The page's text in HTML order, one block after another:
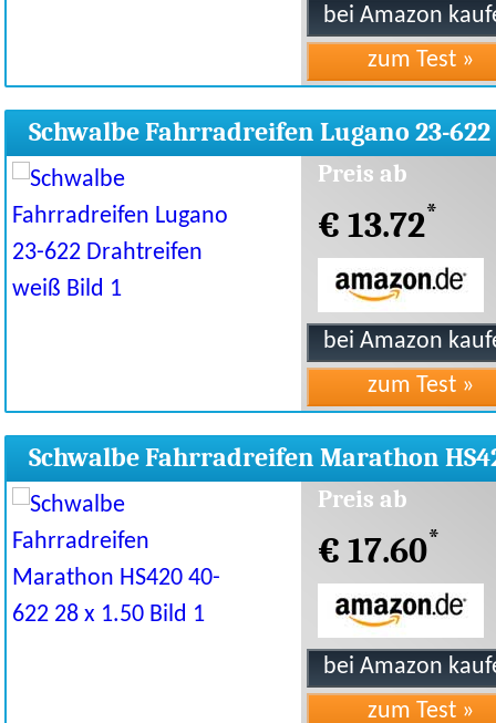
Schwalbe Fahrradreifen Lugano 23-622
Drahtreifen weiß
Preis ab
€ 13.72*
Schwalbe Fahrradreifen Marathon
40-622 28 x 1.50
Preis ab
€ 17.60*